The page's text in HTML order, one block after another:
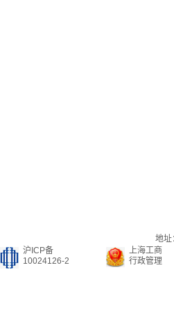
地址
沪ICP备
10024126-2
上海工商
行政管理